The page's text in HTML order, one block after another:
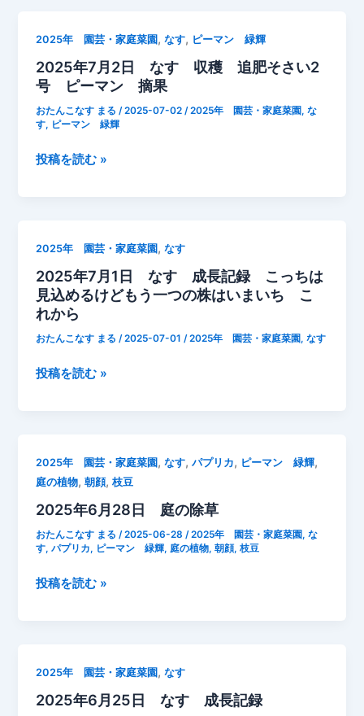
く
な
す
（苦
土
灰）
り
ー
マ
ン
パ
リ
度
越
え
の
猛
夕
ン
ー
栽
培
の
す
全
体
に
し
お
れ
て
た。
水
2025年 園芸・家庭菜園,なす, ピーマン 緑輝
2025年7月2日 なす 収穫 追肥そさい2
号 ピーマン 摘果
おたんこなす まる/2025-07-02/2025年 園芸・家庭菜園,な
す, ピーマン 緑輝
2025
日
な
す
収
穫
肥
号
ピ
ー
マ
ン
果
投稿を読む »
2025年 園芸・家庭菜園,なす
2025年7月1日 なす 成長記録 こっちは
見込めるけどもう一つの株はいまいち こ
れから
おたんこなす まる/2025-07-01/2025年 園芸・家庭菜園,なす
2025
日
な
す
成
長
録
は
込
投稿を読む »
2025年 園芸・家庭菜園,なす,パプリカ, ピーマン 緑輝,
庭の植物,朝顔,枝豆
2025年6月28日 庭の除草
おたんこなす まる/2025-06-28/2025年 園芸・家庭菜園,な
す,パプリカ, ピーマン 緑輝, 庭の植物,朝顔,枝豆
2025
日
庭
投稿を読む »
2025年 園芸・家庭菜園,なす
2025年6月25日 なす 成長記録